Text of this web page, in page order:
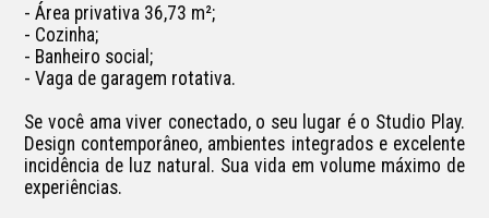
- Área privativa 36,73 m²;
- Cozinha;
- Banheiro social;
- Vaga de garagem rotativa.
Se você ama viver conectado, o seu lugar é o Studio Play.
Design contemporâneo, ambientes integrados e excelente
incidência de luz natural. Sua vida em volume máximo de
experiências.